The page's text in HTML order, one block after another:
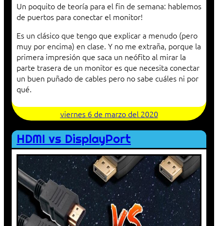
Un poquito de teoría para el fin de semana: hablemos
de puertos para conectar el monitor!
Es un clásico que tengo que explicar a menudo (pero
muy por encima) en clase. Y no me extraña, porque la
primera impresión que saca un neófito al mirar la
parte trasera de un monitor es que necesita conectar
un buen puñado de cables pero no sabe cuáles ni por
qué.
viernes 6 de marzo del 2020
HDMI vs DisplayPort